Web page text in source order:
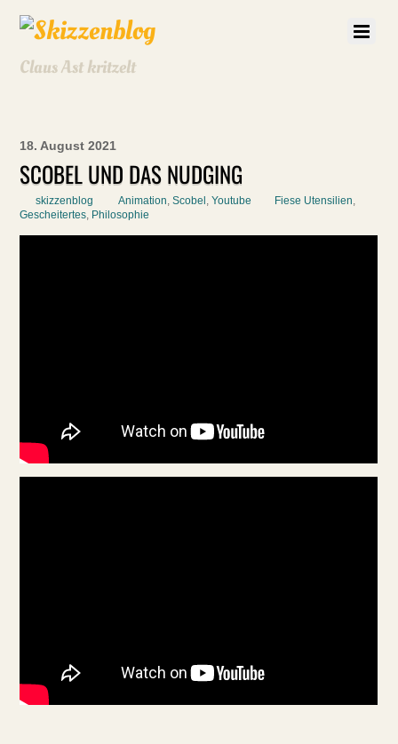
Claus Ast kritzelt
18. August 2021
SCOBEL UND DAS NUDGING
skizzenblog Animation,Scobel ,Youtube Fiese Utensilien,
Gescheitertes, Philosophie